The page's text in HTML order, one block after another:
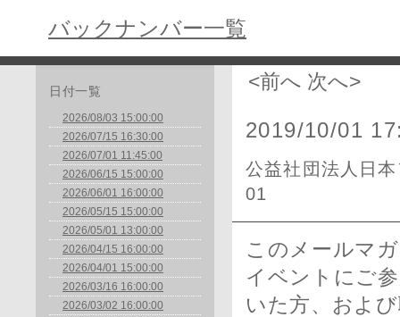
バックナンバー一覧
日付一覧
2026/08/03 15:00:00
2026/07/15 16:30:00
2026/07/01 11:45:00
2026/06/15 15:00:00
2026/06/01 16:00:00
2026/05/15 15:00:00
2026/05/01 13:00:00
2026/04/15 16:00:00
2026/04/01 15:00:00
2026/03/16 16:00:00
2026/03/02 16:00:00
<前へ 次へ>
2019/10/01
公益社団法人日
01
このメールマ
イベントにご
いた方、およ